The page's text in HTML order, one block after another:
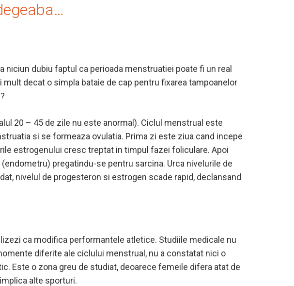
dubiu faptul ca perioada menstruatiei poate fi un real
decat o simpla bataie de cap pentru fixarea tampoanelor
20 – 45 de zile nu este anormal). Ciclul menstrual este
si se formeaza ovulatia. Prima zi este ziua cand incepe
estrogenului cresc treptat in timpul fazei foliculare. Apoi
pregatindu-se pentru sarcina. Urca nivelurile de
nivelul de progesteron si estrogen scade rapid, declansand
ca modifica performantele atletice. Studiile medicale nu
diferite ale ciclului menstrual, nu a constatat nici o
Este o zona greu de studiat, deoarece femeile difera atat de
alte sporturi.